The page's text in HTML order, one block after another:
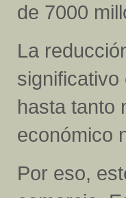
de 7000
La
hasta tanto
económico
Por eso,